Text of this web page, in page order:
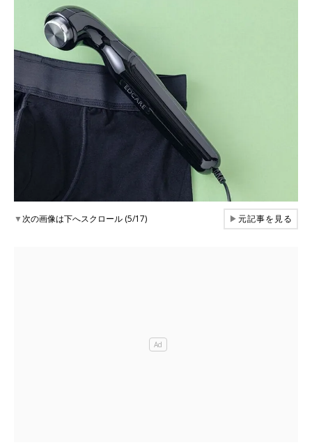
▼次の画像は下へスクロール (5/17) ▶元記事を見る